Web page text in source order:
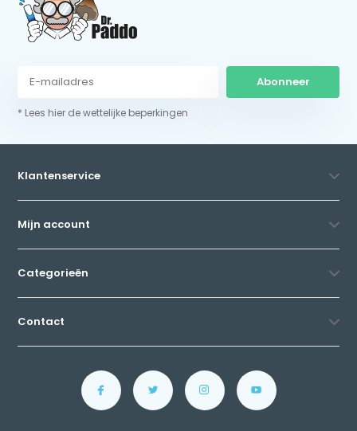
Abonneer
* Lees hier de wettelijke beperkingen
Klantenservice
Mijn account
Categorieën
Contact